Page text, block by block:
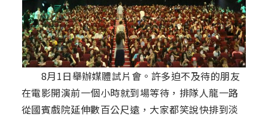
8月1日舉辦媒體試片會。許多迫不及待的朋友
在電影開演前一個小時就到場等待，排隊人龍一路
從國賓戲院延伸數百公尺遠，大家都笑說快排到淡